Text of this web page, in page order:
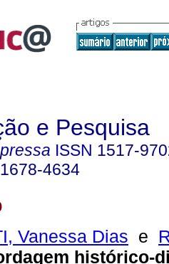
e Pesquisa
ISSN 1517-
1678-4634
Vanessa Dias e
histórico-